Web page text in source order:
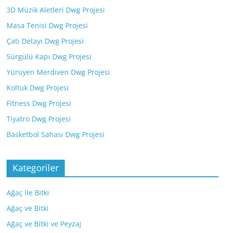
3D Müzik Aletleri Dwg Projesi
Masa Tenisi Dwg Projesi
Çatı Detayı Dwg Projesi
Sürgülü Kapı Dwg Projesi
Yürüyen Merdiven Dwg Projesi
Koltuk Dwg Projesi
Fitness Dwg Projesi
Tiyatro Dwg Projesi
Basketbol Sahası Dwg Projesi
Kategoriler
Ağaç ile Bitki
Ağaç ve Bitki
Ağaç ve Bitki ve Peyzaj